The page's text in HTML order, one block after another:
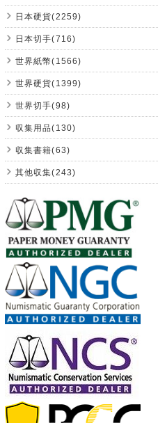
日本硬貨(2259)
日本切手(716)
世界紙幣(1566)
世界硬貨(1399)
世界切手(98)
収集用品(130)
収集書籍(63)
其他収集(243)